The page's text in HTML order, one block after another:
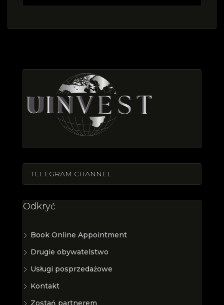
TELEGRAM CHANNEL
Odkryć
Book Online Appointment
Drugie obywatelstwo
Usługi posprzedażowe
Kontakt
Zostań partnerem